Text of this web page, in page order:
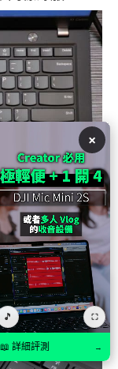
電腦鍵盤設
×
🎵 ⛶
📖 詳細評測 →